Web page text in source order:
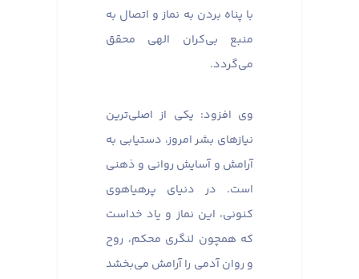
با پناه بردن به نماز و اتصال به
منبع بی‌کران الهی محقق
می‌گردد.
وی افزود: یکی از اصلی‌ترین
نیازهای بشر امروز، دستیابی به
آرامش و آسایش روانی و ذهنی
است. در دنیای پرهیاهوی
کنونی، این نماز و یاد خداست
که همچون لنگری محکم، روح
و روان آدمی را آرامش می‌بخشد